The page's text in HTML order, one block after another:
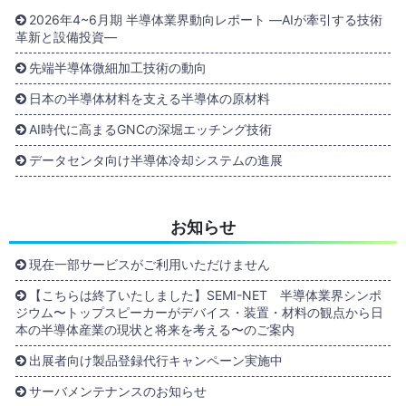
2026年4~6月期 半導体業界動向レポート ―AIが牽引する技術
革新と設備投資―
先端半導体微細加工技術の動向
日本の半導体材料を支える半導体の原材料
AI時代に高まるGNCの深堀エッチング技術
データセンタ向け半導体冷却システムの進展
お知らせ
現在一部サービスがご利用いただけません
【こちらは終了いたしました】SEMI-NET 半導体業界シンポ
ジウム〜トップスピーカーがデバイス・装置・材料の観点から日
本の半導体産業の現状と将来を考える〜のご案内
出展者向け製品登録代行キャンペーン実施中
サーバメンテナンスのお知らせ